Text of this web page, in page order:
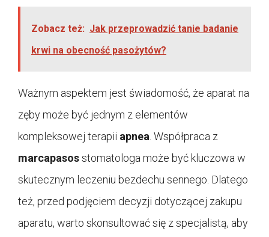
Zobacz też: Jak przeprowadzić tanie badanie
krwi na obecność pasożytów?
Ważnym aspektem jest świadomość, że aparat na
zęby może być jednym z elementów
kompleksowej terapii apnea . Współpraca z
marcapasosstomatologa może być kluczowa w
skutecznym leczeniu bezdechu sennego. Dlatego
też, przed podjęciem decyzji dotyczącej zakupu
aparatu, warto skonsultować się z specjalistą, aby